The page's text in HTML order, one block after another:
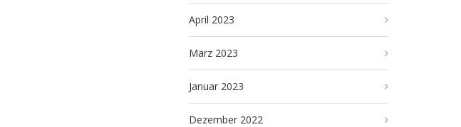
April 2023
März 2023
Januar 2023
Dezember 2022